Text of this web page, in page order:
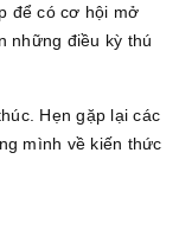
để có cơ hội mở
những điều kỳ thú
Hẹn gặp lại các
mình về kiến thức